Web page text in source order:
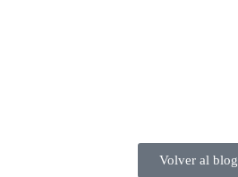
Volver al blog